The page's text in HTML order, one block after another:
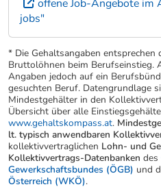
offene Job-Angebote im
jobs"
* Die Gehaltsangaben
Bruttolöhnen beim Berufseinstieg.
Angaben jedoch auf ein
gesuchten Beruf. Datengrundlage
Mindestgehälter in den
Übersicht über alle
www.gehaltskompass.at.
lt. typisch anwendbaren
kollektivvertraglichen Lohn- und
Kollektivvertrags-Datenbanken des
Gewerkschaftsbundes (ÖGB) und
Österreich (WKÖ).